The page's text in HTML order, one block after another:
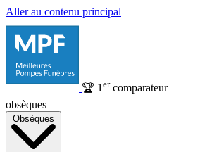
Aller au contenu principal
🏆 1 ercomparateur
obsèques
Obsèques